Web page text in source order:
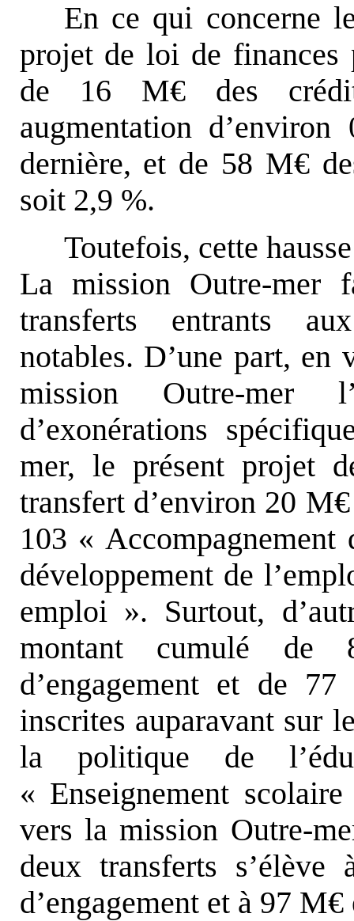
En ce qui concerne
projet de loi de finances
de 16 M€ des
augmentation
dernière, et de 58 M€
soit 2,9 %.
Toutefois, cette
La mission Outre-mer
transferts entrants
notables. D’une part, en
mission Outre-mer
d’exonérations
mer, le présent projet
transfert d’environ 20
103 « Accompagnement
développement de
emploi ». Surtout,
montant cumulé de
d’engagement et de
inscrites auparavant sur
la politique de
« Enseignement
vers la mission Outre-
deux transferts
d’engagement et à 97